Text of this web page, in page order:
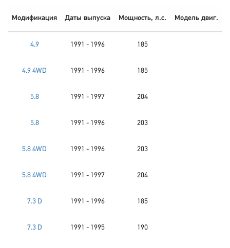
Модификация Даты выпуска Мощность, л.с. Модель двиг.
4.9 1991 - 1996 185
4.9 4WD 1991 - 1996 185
5.8 1991 - 1997 204
5.8 1991 - 1996 203
5.8 4WD 1991 - 1996 203
5.8 4WD 1991 - 1997 204
7.3 D 1991 - 1996 185
7.3 D 1991 - 1995 190